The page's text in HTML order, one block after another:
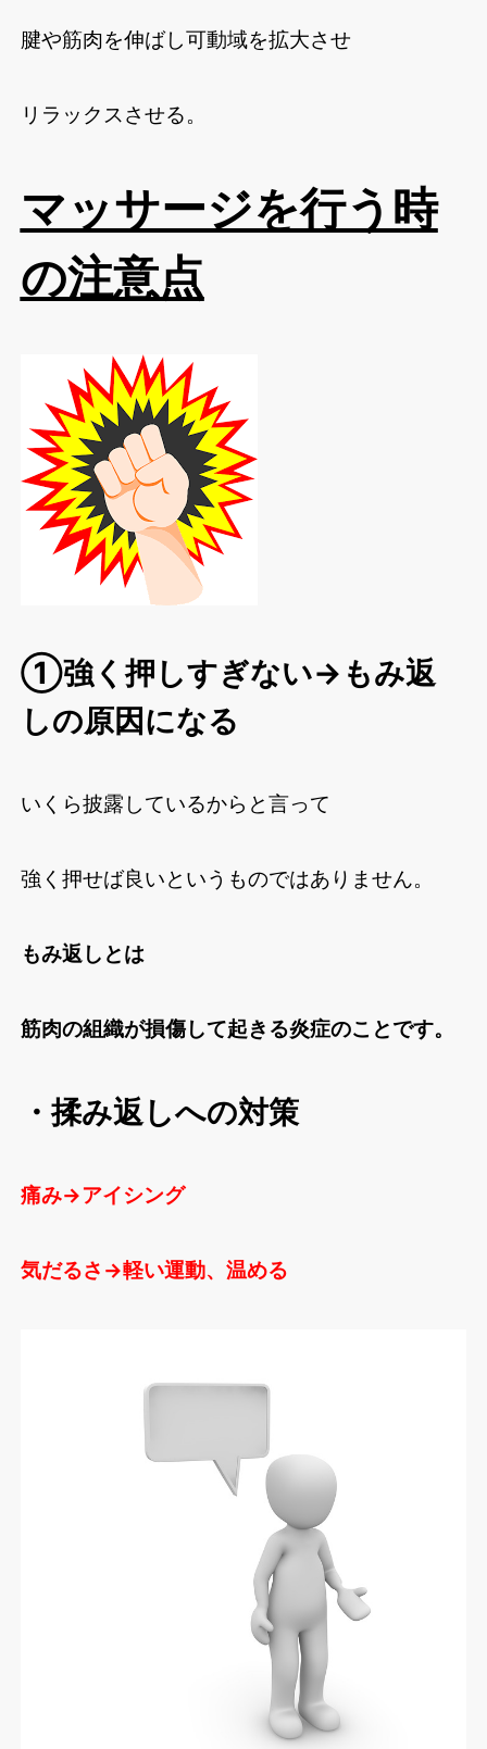
腱や筋肉を伸ばし可動域を拡大させ
リラックスさせる。
マッサージを行う時
の注意点
①強く押しすぎない→もみ返
しの原因になる
いくら披露しているからと言って
強く押せば良いというものではありません。
もみ返しとは
筋肉の組織が損傷して起きる炎症のことです。
・揉み返しへの対策
痛み→アイシング
気だるさ→軽い運動、温める